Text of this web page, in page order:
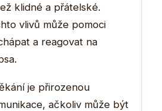
klidné a přátelské.
vlivů může pomoci
a reagovat na
je přirozenou
ačkoliv může být